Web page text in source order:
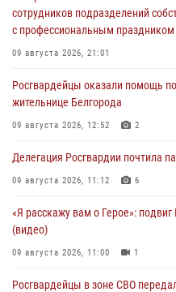
сотрудников подразделений
с профессиональным праздником
09 августа 2026, 21:01
Росгвардейцы оказали помощь
жительнице Белгорода
09 августа 2026, 12:52 2
Делегация Росгвардии почтила
09 августа 2026, 11:12 6
«Я расскажу вам о Герое»:
(видео)
09 августа 2026, 11:00 1
Росгвардейцы в зоне СВО